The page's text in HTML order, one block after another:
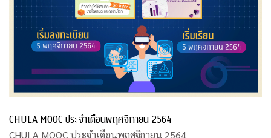
CHULA MOOC ประจำเดือนพฤศจิกายน 2564
CHULA MOOC ประจำเดือนพฤศจิกายน 2564